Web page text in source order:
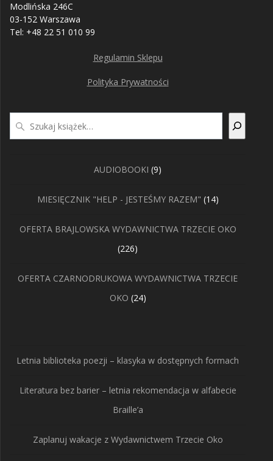
Modlińska 246C
03-152 Warszawa
Tel: +48 22 51 010 99
Regulamin Sklepu
Polityka Prywatności
AUDIOBOOKI 99
MIESIĘCZNIK "HELP - JESTEŚMY RAZEM" 1414
OFERTA BRAJLOWSKA WYDAWNICTWA TRZECIE OKO
226226
OFERTA CZARNODRUKOWA WYDAWNICTWA TRZECIE
OKO 2424
Letnia biblioteka poezji – klasyka w dostępnych formach
Literatura bez barier – letnia rekomendacja w alfabecie
Braille’a
Zaplanuj wakacje z Wydawnictwem Trzecie Oko